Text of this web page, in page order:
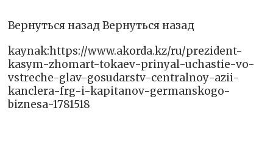
Вернуться назад Вернуться назад
kaynak:https://www.akorda.kz/ru/prezident-
kasym-zhomart-tokaev-prinyal-uchastie-vo-
vstreche-glav-gosudarstv-centralnoy-azii-
kanclera-frg-i-kapitanov-germanskogo-
biznesa-1781518